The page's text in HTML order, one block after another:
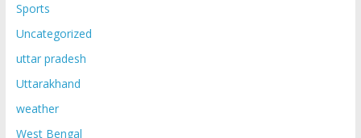
Sports
Uncategorized
uttar pradesh
Uttarakhand
weather
West Bengal